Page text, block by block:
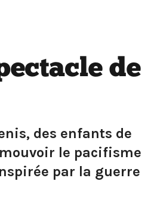
de
des enfants de
le pacifisme
par la guerre